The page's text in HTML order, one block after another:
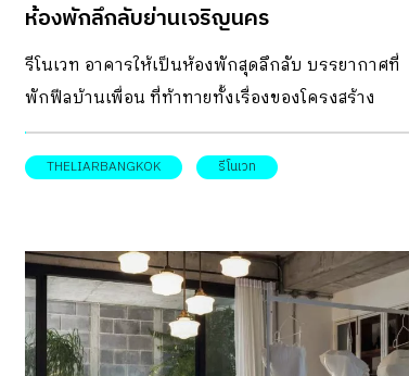
ห้องพักลึกลับย่านเจริญนคร
รีโนเวท อาคารให้เป็นห้องพักสุดลึกลับ บรรยากาศที่
พักฟีลบ้านเพื่อน ที่ท้าทายทั้งเรื่องของโครงสร้าง
อาคารเก่า และงบประมาณ
THELIARBANGKOK รีโนเวท